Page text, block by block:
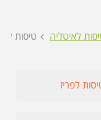
לאיטליה טיסות
לפריז